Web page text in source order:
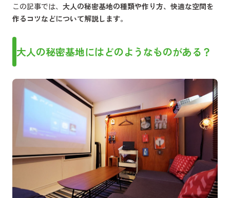
この記事では、 大人の秘密基地の種類や作り方、快適な空間を
作るコツなどについて解説します。
大人の秘密基地にはどのようなものがある？